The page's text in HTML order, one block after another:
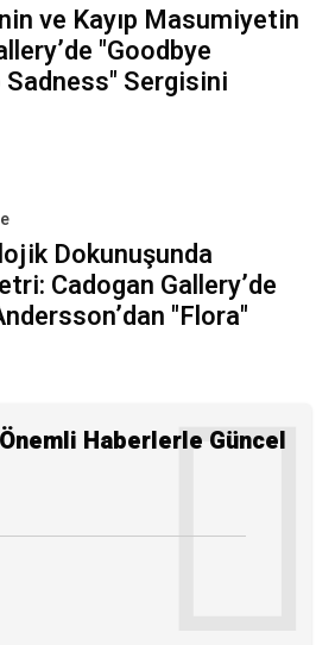
ve Kayıp Masumiyetin
"Goodbye
Sergisini
Dokunuşunda
Cadogan Gallery’de
"Flora"
Haberlerle Güncel